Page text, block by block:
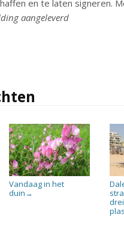
en te laten signeren.
aangeleverd
Vandaag in het
duin →